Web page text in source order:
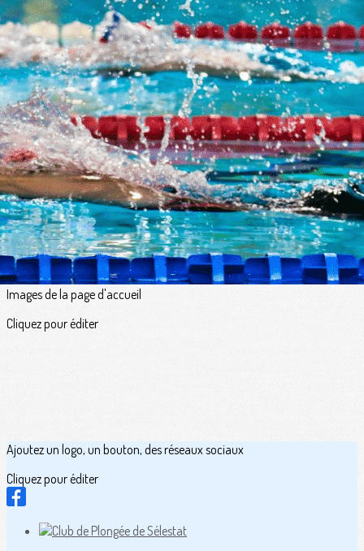
Exporter les lignes sélectionnées
Exporter toutes les colonnes
Exporter uniquement les colonnes affichées
Menu
<
>
Au fil de l'eau
Actualités
Prochainement
Agenda du club
Galeries photo
Petites annonces
?>
Images de la page d'accueil
Cliquez pour éditer
Ajoutez un logo, un bouton, des réseaux sociaux
Cliquez pour éditer